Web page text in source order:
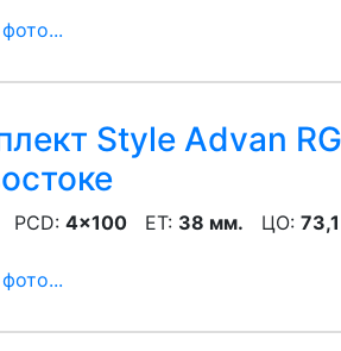
Style Advan
PCD: 4x100 ET: 38 мм. ЦО: